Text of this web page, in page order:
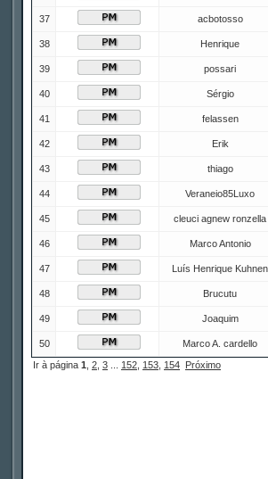
37 acbotosso
38 Henrique
39 possari
40 Sérgio
41 felassen
42 Erik
43 thiago
44 Veraneio85Luxo
45 cleuci agnew ronzella
46 Marco Antonio
47 Luís Henrique Kuhnen
48 Brucutu
49 Joaquim
50
Marco A. cardello
Ir à página 1 2 3 152 153 154 Próximo